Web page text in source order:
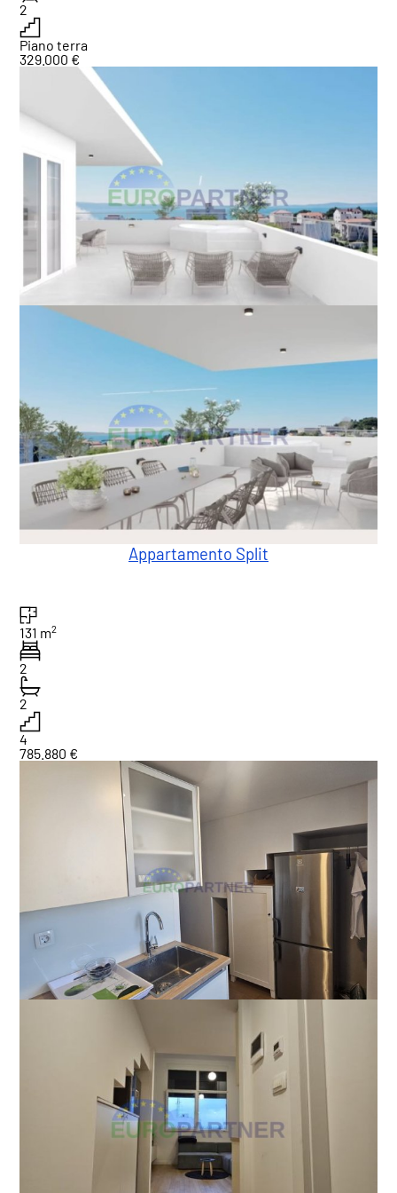
2
Piano terra
329.000 €
Appartamento Split
131 m2
2
2
4
785.880 €